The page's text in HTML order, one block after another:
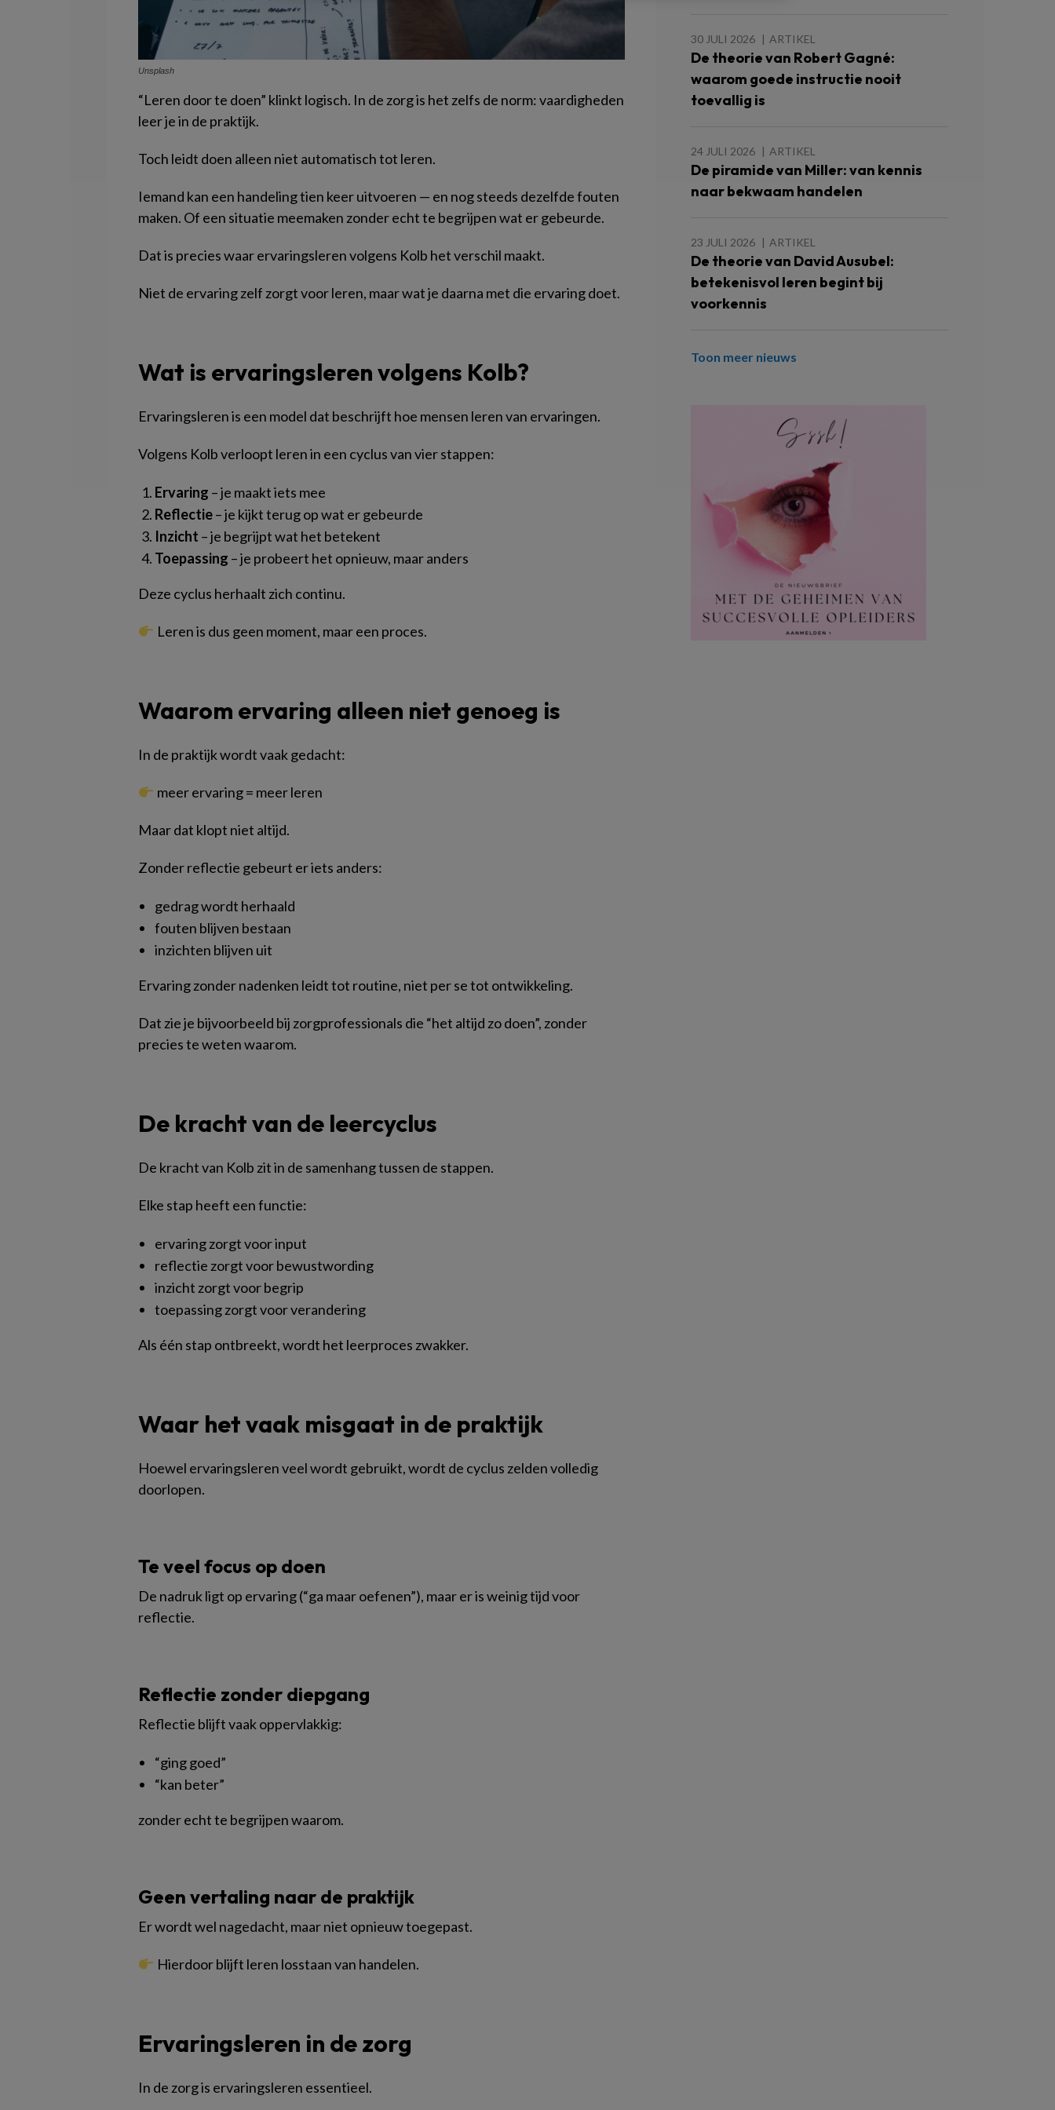
Unsplash
“Leren door te doen” klinkt logisch. In de zorg is het zelfs de norm: vaardigheden
leer je in de praktijk.
Toch leidt doen alleen niet automatisch tot leren.
Iemand kan een handeling tien keer uitvoeren — en nog steeds dezelfde fouten
maken. Of een situatie meemaken zonder echt te begrijpen wat er gebeurde.
Dat is precies waar ervaringsleren volgens Kolb het verschil maakt.
Niet de ervaring zelf zorgt voor leren, maar wat je daarna met die ervaring doet.
Wat is ervaringsleren volgens Kolb?
Ervaringsleren is een model dat beschrijft hoe mensen leren van ervaringen.
Volgens Kolb verloopt leren in een cyclus van vier stappen:
Ervaring – je maakt iets mee
Reflectie– je kijkt terug op wat er gebeurde
Inzicht – je begrijpt wat het betekent
Toepassing – je probeert het opnieuw, maar anders
Deze cyclus herhaalt zich continu.
Leren is dus geen moment, maar een proces.
Waarom ervaring alleen niet genoeg is
In de praktijk wordt vaak gedacht:
meer ervaring = meer leren
Maar dat klopt niet altijd.
Zonder reflectie gebeurt er iets anders:
gedrag wordt herhaald
fouten blijven bestaan
inzichten blijven uit
Ervaring zonder nadenken leidt tot routine, niet per se tot ontwikkeling.
Dat zie je bijvoorbeeld bij zorgprofessionals die “het altijd zo doen”, zonder
precies te weten waarom.
De kracht van de leercyclus
De kracht van Kolb zit in de samenhang tussen de stappen.
Elke stap heeft een functie:
ervaring zorgt voor input
reflectie zorgt voor bewustwording
inzicht zorgt voor begrip
toepassing zorgt voor verandering
Als één stap ontbreekt, wordt het leerproces zwakker.
Waar het vaak misgaat in de praktijk
Hoewel ervaringsleren veel wordt gebruikt, wordt de cyclus zelden volledig
doorlopen.
Te veel focus op doen
De nadruk ligt op ervaring (“ga maar oefenen”), maar er is weinig tijd voor
reflectie.
Reflectie zonder diepgang
Reflectie blijft vaak oppervlakkig:
“ging goed”
“kan beter”
zonder echt te begrijpen waarom.
Geen vertaling naar de praktijk
Er wordt wel nagedacht, maar niet opnieuw toegepast.
Hierdoor blijft leren losstaan van handelen.
Ervaringsleren in de zorg
In de zorg is ervaringsleren essentieel.
30 JULI 2026 ARTIKEL
De theorie van Robert Gagné:
waarom goede instructie nooit
toevallig is
24 JULI 2026 ARTIKEL
De piramide van Miller: van kennis
naar bekwaam handelen
23 JULI 2026 ARTIKEL
De theorie van David Ausubel:
betekenisvol leren begint bij
voorkennis
Toon meer nieuws